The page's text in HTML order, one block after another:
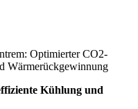
Optimierter CO2-
Wärmerückgewinnung
Kühlung und